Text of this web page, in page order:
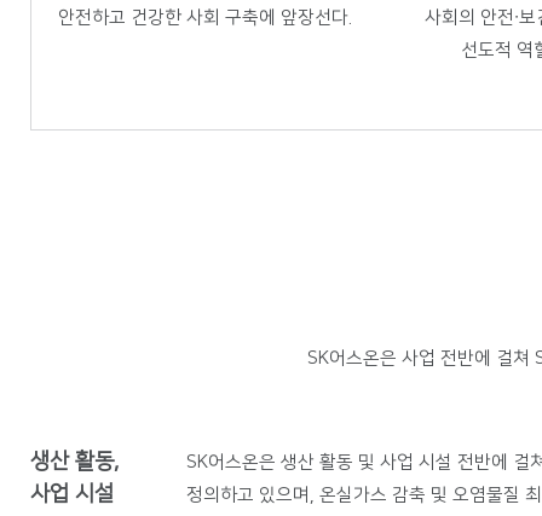
안전하고 건강한 사회 구축에 앞장선다.
사회의 안전∙
선도적 역
SK어스온은 사업 전반에 걸쳐
생산 활동,
사업 시설
SK어스온은 생산 활동 및 사업 시설 전반에 걸
정의하고 있으며, 온실가스 감축 및 오염물질